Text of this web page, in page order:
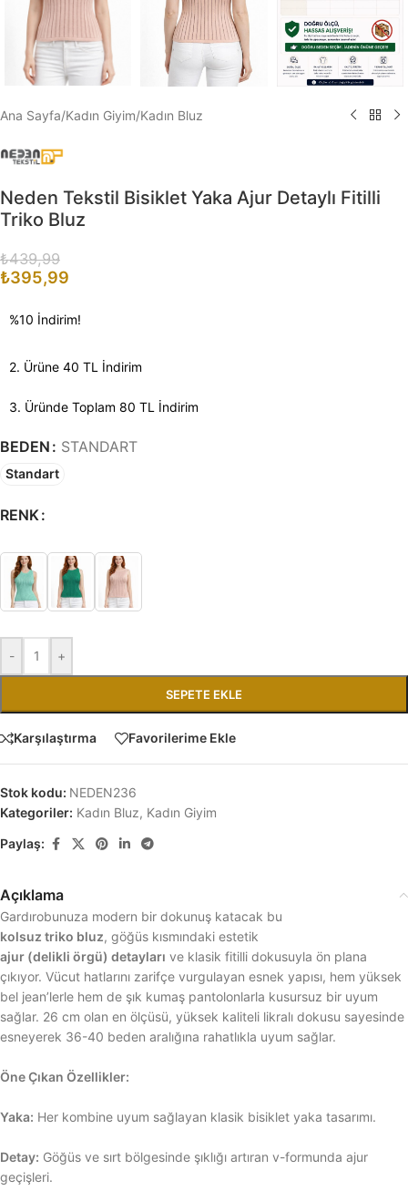
Ana Sayfa/Kadın Giyim/Kadın Bluz
Neden Tekstil Bisiklet Yaka Ajur Detaylı Fitilli
Triko Bluz
₺439,99
₺395,99
%10 İndirim!
2. Ürüne 40 TL İndirim
3. Üründe Toplam 80 TL İndirim
BEDEN STANDART
Standart
RENK
- +
SEPETE EKLE
Karşılaştırma Favorilerime Ekle
Stok kodu: NEDEN236
Kategoriler: Kadın Bluz, Kadın Giyim
Paylaş:
Açıklama
Gardırobunuza modern bir dokunuş katacak bu
kolsuz triko bluz, göğüs kısmındaki estetik
ajur (delikli örgü) detayları ve klasik fitilli dokusuyla ön plana
çıkıyor. Vücut hatlarını zarifçe vurgulayan esnek yapısı, hem yüksek
bel jean’lerle hem de şık kumaş pantolonlarla kusursuz bir uyum
sağlar. 26 cm olan en ölçüsü, yüksek kaliteli likralı dokusu sayesinde
esneyerek 36-40 beden aralığına rahatlıkla uyum sağlar.
Öne Çıkan Özellikler:
Yaka: Her kombine uyum sağlayan klasik bisiklet yaka tasarımı.
Detay: Göğüs ve sırt bölgesinde şıklığı artıran v-formunda ajur
geçişleri.